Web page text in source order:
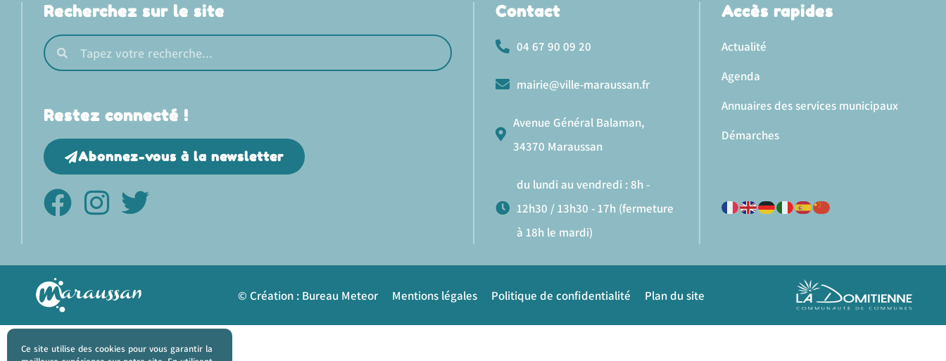
Recherchez sur le site
Restez connecté !
Abonnez-vous à la newsletter
Contact
04 67 90 09 20
mairie@ville-maraussan.fr
Avenue Général Balaman,
34370 Maraussan
du lundi au vendredi : 8h -
12h30 / 13h30 - 17h (fermeture
à 18h le mardi)
Accès rapides
Actualité
Agenda
Annuaires des services municipaux
Démarches
Ce site utilise des cookies pour vous garantir la
© Création : Bureau Meteor Mentions légales Politique de confidentialité Plan du site